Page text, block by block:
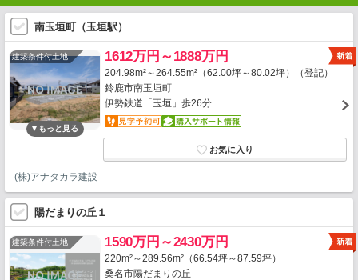
南玉垣町（玉垣駅）
建築条件付土地 1612万円～1888万円
204.98m²～264.55m²（62.00坪～80.02坪）（登記）
鈴鹿市南玉垣町
伊勢鉄道「玉垣」歩26分
(株)アナタカラ建設
陽だまりの丘１
建築条件付土地 1590万円～2430万円
220m²～289.56m²（66.54坪～87.59坪）
桑名市陽だまりの丘